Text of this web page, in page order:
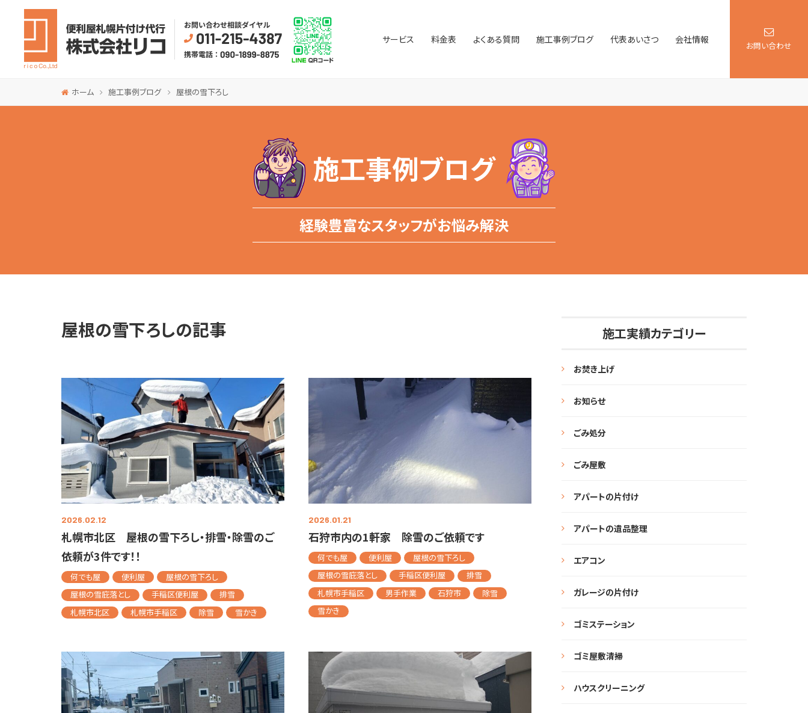
サービス 料金表 よくある質問 施工事例ブログ 代表あいさつ 会社情報
お問い合わせ
ホーム 施工事例ブログ 屋根の雪下ろし
施工事例ブログ
経験豊富なスタッフがお悩み解決
屋根の雪下ろしの記事
2026.02.12
札幌市北区 屋根の雪下ろし・排雪・除雪のご
依頼が3件です！！
何でも屋 便利屋
屋根の雪下ろし
屋根の雪庇落とし
手稲区便利屋
排雪
札幌市北区
札幌市手稲区 除雪 雪かき
2026.01.21
石狩市内の1軒家 除雪のご依頼です
何でも屋 便利屋
屋根の雪下ろし
屋根の雪庇落とし
手稲区便利屋
排雪
札幌市手稲区
男手作業 石狩市
除雪
雪かき
施工実績カテゴリー
お焚き上げ
お知らせ
ごみ処分
ごみ屋敷
アパートの片付け
アパートの遺品整理
エアコン
ガレージの片付け
ゴミステーション
ゴミ屋敷清掃
ハウスクリーニング